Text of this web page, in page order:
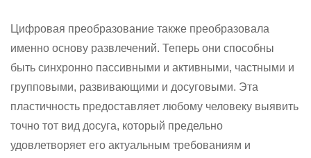
Цифровая преобразование также преобразовала
именно основу развлечений. Теперь они способны
быть синхронно пассивными и активными, частными и
групповыми, развивающими и досуговыми. Эта
пластичность предоставляет любому человеку выявить
точно тот вид досуга, который предельно
удовлетворяет его актуальным требованиям и